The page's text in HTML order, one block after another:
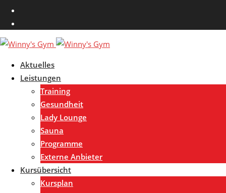
Aktuelles
Leistungen
Training
Gesundheit
Lady Lounge
Sauna
Programme
Externe Anbieter
Kursübersicht
Kursplan